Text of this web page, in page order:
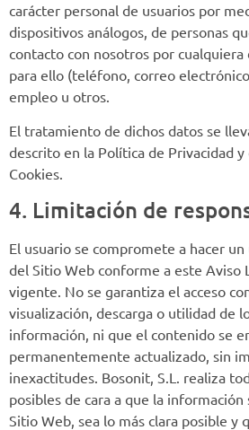
carácter personal de usuarios por
dispositivos análogos, de personas
contacto con nosotros por cualquiera
para ello (teléfono, correo
empleo u otros.
El tratamiento de dichos datos se
descrito en la Política de Privacidad
Cookies.
4. Limitación de
El usuario se compromete a hacer
del Sitio Web conforme a este Aviso
vigente. No se garantiza el acceso
visualización, descarga o utilidad de
información, ni que el contenido se
permanentemente actualizado, sin
inexactitudes. Bosonit, S.L. realiza
posibles de cara a que la
Sitio Web, sea lo más clara posible y